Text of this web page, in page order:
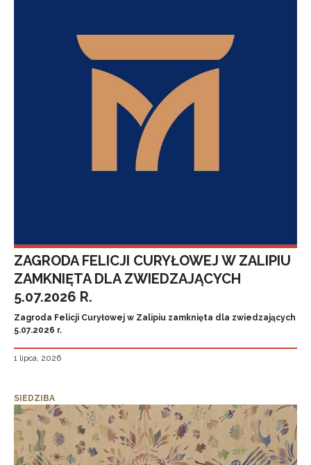
ZAGRODA FELICJI CURYŁOWEJ W ZALIPIU
ZAMKNIĘTA DLA ZWIEDZAJĄCYCH
5.07.2026 R.
Zagroda Felicji Curyłowej w Zalipiu zamknięta dla zwiedzających
5.07.2026 r.
1 lipca, 2026
SIEDZIBA